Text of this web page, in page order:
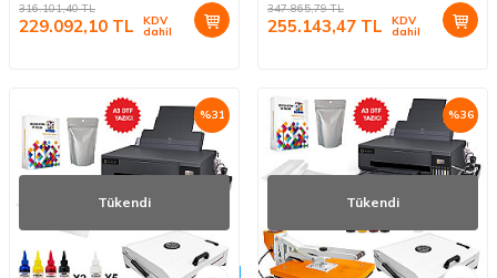
316.101,40TL
229.092,10 TL KDV
dahil
347.865,79TL
255.143,47 TL KDV
dahil
%31
Tükendi
%36
Tükendi